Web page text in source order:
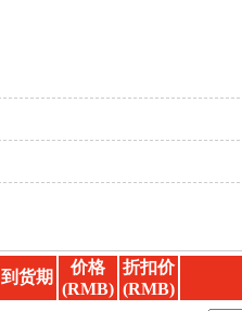
到货期
价格
(RMB)
折扣价
(RMB)